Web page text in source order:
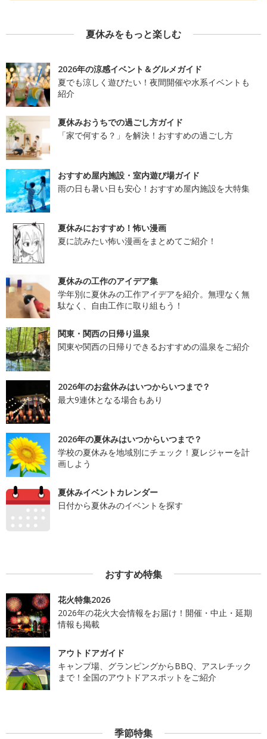
夏休みをもっと楽しむ
2026年の涼感イベント＆グルメガイド
夏でも涼しく遊びたい！夜間開催や水系イベントも
紹介
夏休みおうちでの過ごし方ガイド
「家で何する？」を解決！おすすめの過ごし方
おすすめ屋内施設・室内遊び場ガイド
雨の日も暑い日も安心！おすすめ屋内施設を大特集
夏休みにおすすめ！怖い漫画
夏に読みたい怖い漫画をまとめてご紹介！
夏休みの工作のアイデア集
学年別に夏休みの工作アイデアを紹介。無理なく無
駄なく、自由工作に取り組もう！
関東・関西の日帰り温泉
関東や関西の日帰りできるおすすめの温泉をご紹介
2026年のお盆休みはいつからいつまで？
最大9連休となる場合もあり
2026年の夏休みはいつからいつまで？
学校の夏休みを地域別にチェック！夏レジャーを計
画しよう
夏休みイベントカレンダー
日付から夏休みのイベントを探す
おすすめ特集
花火特集2026
2026年の花火大会情報をお届け！開催・中止・延期
情報も掲載
アウトドアガイド
キャンプ場、グランピングからBBQ、アスレチック
まで！全国のアウトドアスポットをご紹介
季節特集